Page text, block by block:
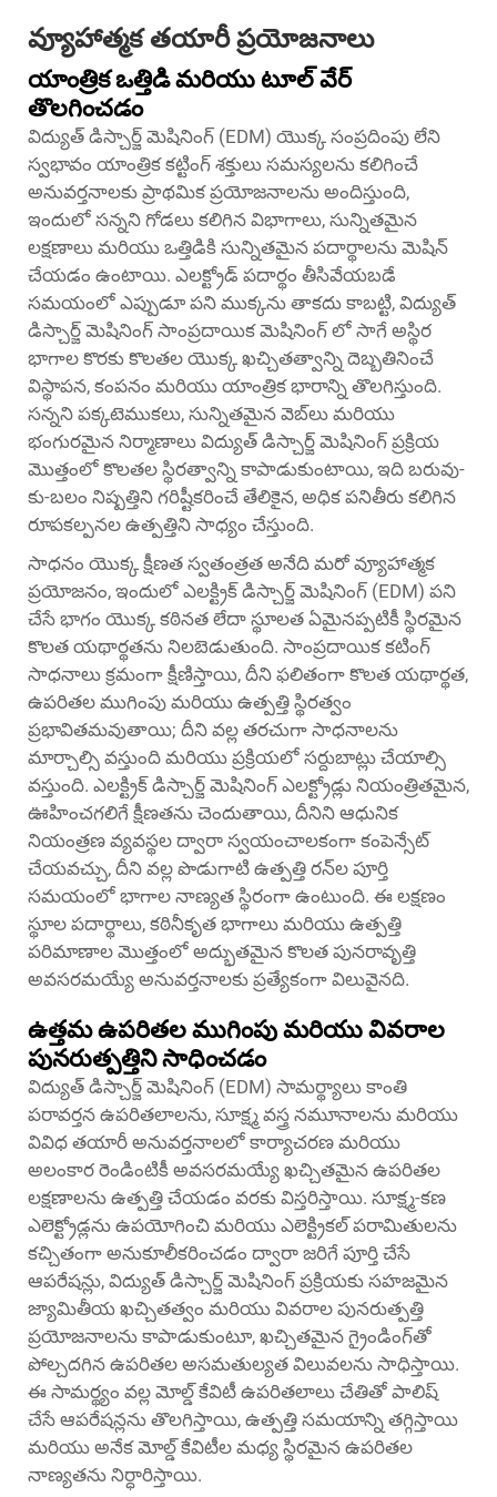
వ్యూహాత్మక తయారీ ప్రయోజనాలు
యాంత్రిక ఒత్తిడి మరియు టూల్ వేర్
తొలగించడం
విద్యుత్ డిస్చార్జ్ మెషినింగ్ (EDM) యొక్క సంప్రదింపు లేని
స్వభావం యాంత్రిక కట్టింగ్ శక్తులు సమస్యలను కలిగించే
అనువర్తనాలకు ప్రాథమిక ప్రయోజనాలను అందిస్తుంది,
ఇందులో సన్నని గోడలు కలిగిన విభాగాలు, సున్నితమైన
లక్షణాలు మరియు ఒత్తిడికి సున్నితమైన పదార్థాలను మెషిన్
చేయడం ఉంటాయి. ఎలక్ట్రోడ్ పదార్థం తీసివేయబడే
సమయంలో ఎప్పుడూ పని ముక్కను తాకదు కాబట్టి, విద్యుత్
డిస్చార్జ్ మెషినింగ్ సాంప్రదాయిక మెషినింగ్ లో సాగే అస్థిర
భాగాల కొరకు కొలతల యొక్క ఖచ్చితత్వాన్ని దెబ్బతినించే
విస్థాపన, కంపనం మరియు యాంత్రిక భారాన్ని తొలగిస్తుంది.
సన్నని పక్కటెముకలు, సున్నితమైన వెబ్‌లు మరియు
భంగురమైన నిర్మాణాలు విద్యుత్ డిస్చార్జ్ మెషినింగ్ ప్రక్రియ
మొత్తంలో కొలతల స్థిరత్వాన్ని కాపాడుకుంటాయి, ఇది బరువు-
కు-బలం నిష్పత్తిని గరిష్టీకరించే తేలికైన, అధిక పనితీరు కలిగిన
రూపకల్పనల ఉత్పత్తిని సాధ్యం చేస్తుంది.
సాధనం యొక్క క్షీణత స్వతంత్రత అనేది మరో వ్యూహాత్మక
ప్రయోజనం, ఇందులో ఎలక్ట్రిక్ డిస్చార్జ్ మెషినింగ్ (EDM) పని
చేసే భాగం యొక్క కఠినత లేదా స్థూలత ఏమైనప్పటికీ స్థిరమైన
కొలత యథార్థతను నిలబెడుతుంది. సాంప్రదాయిక కటింగ్
సాధనాలు క్రమంగా క్షీణిస్తాయి, దీని ఫలితంగా కొలత యథార్థత,
ఉపరితల ముగింపు మరియు ఉత్పత్తి స్థిరత్వం
ప్రభావితమవుతాయి; దీని వల్ల తరచుగా సాధనాలను
మార్చాల్సి వస్తుంది మరియు ప్రక్రియలో సర్దుబాట్లు చేయాల్సి
వస్తుంది. ఎలక్ట్రిక్ డిస్చార్జ్ మెషినింగ్ ఎలక్ట్రోడ్లు నియంత్రితమైన,
ఊహించగలిగే క్షీణతను చెందుతాయి, దీనిని ఆధునిక
నియంత్రణ వ్యవస్థల ద్వారా స్వయంచాలకంగా కంపెన్సేట్
చేయవచ్చు, దీని వల్ల పొడుగాటి ఉత్పత్తి రన్‌ల పూర్తి
సమయంలో భాగాల నాణ్యత స్థిరంగా ఉంటుంది. ఈ లక్షణం
స్థూల పదార్థాలు, కఠినీకృత భాగాలు మరియు ఉత్పత్తి
పరిమాణాల మొత్తంలో అద్భుతమైన కొలత పునరావృత్తి
అవసరమయ్యే అనువర్తనాలకు ప్రత్యేకంగా విలువైనది.
ఉత్తమ ఉపరితల ముగింపు మరియు వివరాల
పునరుత్పత్తిని సాధించడం
విద్యుత్ డిస్చార్జ్ మెషినింగ్ (EDM) సామర్థ్యాలు కాంతి
పరావర్తన ఉపరితలాలను, సూక్ష్మ వస్త్ర నమూనాలను మరియు
వివిధ తయారీ అనువర్తనాలలో కార్యాచరణ మరియు
అలంకార రెండింటికీ అవసరమయ్యే ఖచ్చితమైన ఉపరితల
లక్షణాలను ఉత్పత్తి చేయడం వరకు విస్తరిస్తాయి. సూక్ష్మ-కణ
ఎలెక్ట్రోడ్లను ఉపయోగించి మరియు ఎలెక్ట్రికల్ పరామితులను
కచ్చితంగా అనుకూలీకరించడం ద్వారా జరిగే పూర్తి చేసే
ఆపరేషన్లు, విద్యుత్ డిస్చార్జ్ మెషినింగ్ ప్రక్రియకు సహజమైన
జ్యామితీయ ఖచ్చితత్వం మరియు వివరాల పునరుత్పత్తి
ప్రయోజనాలను కాపాడుకుంటూ, ఖచ్చితమైన గ్రైండింగ్‌తో
పోల్చదగిన ఉపరితల అసమతుల్యత విలువలను సాధిస్తాయి.
ఈ సామర్థ్యం వల్ల మోల్డ్ కేవిటీ ఉపరితలాలు చేతితో పాలిష్
చేసే ఆపరేషన్లను తొలగిస్తాయి, ఉత్పత్తి సమయాన్ని తగ్గిస్తాయి
మరియు అనేక మోల్డ్ కేవిటీల మధ్య స్థిరమైన ఉపరితల
నాణ్యతను నిర్ధారిస్తాయి.